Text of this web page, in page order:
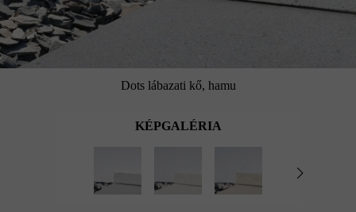
Dots lábazati kő, hamu
KÉPGALÉRIA